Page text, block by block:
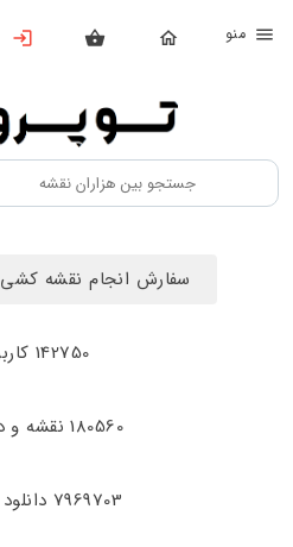
بستن
محصولات
تهیه
اشتراک
سفارش انجام نقشه کشی 09170547167
142750 کاربر
180560 نقشه و دتایل
7969703 دانلود فایل